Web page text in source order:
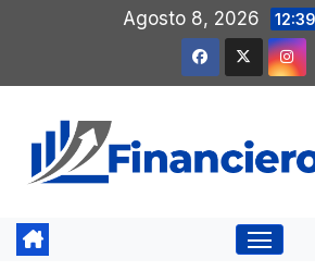
contenido
Agosto 8, 2026